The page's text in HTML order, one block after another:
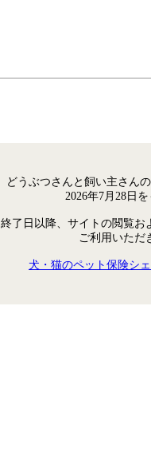
どうぶつさんと飼い主さん
2026年7月28日
終了日以降、サイトの閲覧お
ご利用いただ
犬・猫のペット保険シ